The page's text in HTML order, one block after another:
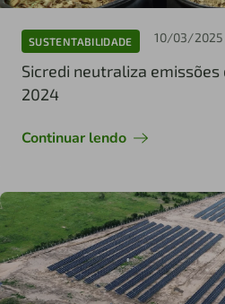
SUSTENTABILIDADE 10/03/2025
Sicredi neutraliza emissões
2024
Continuar lendo